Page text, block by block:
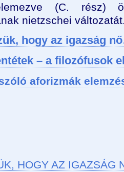
(C. rész)
nietzschei
hogy az igazság
– a filozófusok
aforizmák
HOGY AZ IGAZSÁG